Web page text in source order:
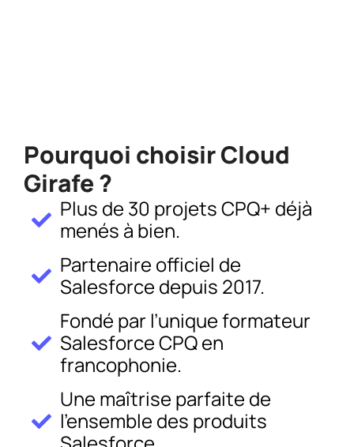
Pourquoi choisir Cloud
Girafe ?
Plus de 30 projets CPQ+ déjà
menés à bien.
Partenaire officiel de
Salesforce depuis 2017.
Fondé par l’unique formateur
Salesforce CPQ en
francophonie.
Une maîtrise parfaite de
l’ensemble des produits